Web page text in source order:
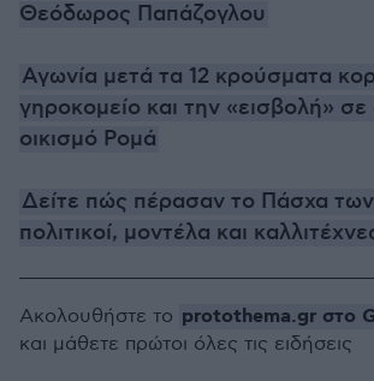
Θεόδωρος Παπάζογλου
Αγωνία μετά τα 12 κρούσματα
γηροκομείο και την «εισβολή»
οικισμό Ρομά
Δείτε πώς πέρασαν το Πάσχα
πολιτικοί, μοντέλα και
Ακολουθήστε το protothema.gr στο
και μάθετε πρώτοι όλες τις ειδήσεις